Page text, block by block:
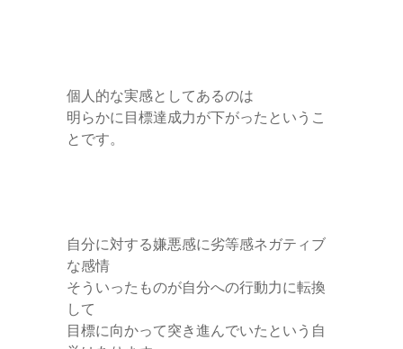
個人的な実感としてあるのは
明らかに目標達成力が下がったというこ
とです。
自分に対する嫌悪感に劣等感ネガティブ
な感情
そういったものが自分への行動力に転換
して
目標に向かって突き進んでいたという自